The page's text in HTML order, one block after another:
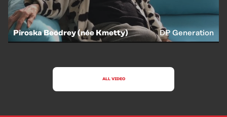
Piroska Beodrey (née Kmetty) DP Generation
ALL VIDEO